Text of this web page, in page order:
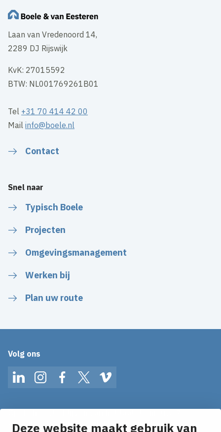
Deze website maakt gebruik van
Laan van Vredenoord 14,
2289 DJ Rijswijk
KvK: 27015592
BTW: NL001769261B01
Tel +31 70 414 42 00
Mailinfo@boele.nl
Contact
Snel naar
Typisch Boele
Projecten
Omgevingsmanagement
Werken bij
Plan uw route
Volg ons
LinkedInInstagramFacebookTwitterVimeo
Ontvang onze nieuws alerts in je mailbox!